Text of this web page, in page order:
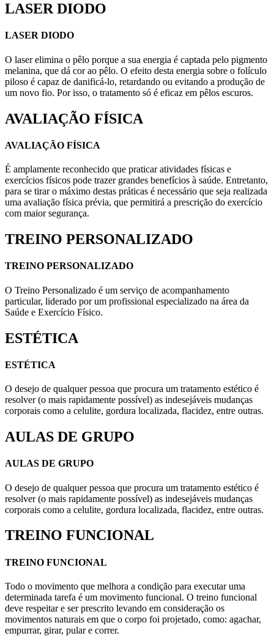
LASER DIODO
LASER DIODO
O laser elimina o pêlo porque a sua energia é captada pelo pigmento
melanina, que dá cor ao pêlo. O efeito desta energia sobre o folículo
piloso é capaz de danificá-lo, retardando ou evitando a produção de
um novo fio. Por isso, o tratamento só é eficaz em pêlos escuros.
AVALIAÇÃO FÍSICA
AVALIAÇÃO FÍSICA
É amplamente reconhecido que praticar atividades físicas e
exercícios físicos pode trazer grandes benefícios à saúde. Entretanto,
para se tirar o máximo destas práticas é necessário que seja realizada
uma avaliação física prévia, que permitirá a prescrição do exercício
com maior segurança.
TREINO PERSONALIZADO
TREINO PERSONALIZADO
O Treino Personalizado é um serviço de acompanhamento
particular, liderado por um profissional especializado na área da
Saúde e Exercício Físico.
ESTÉTICA
ESTÉTICA
O desejo de qualquer pessoa que procura um tratamento estético é
resolver (o mais rapidamente possível) as indesejáveis mudanças
corporais como a celulite, gordura localizada, flacidez, entre outras.
AULAS DE GRUPO
AULAS DE GRUPO
O desejo de qualquer pessoa que procura um tratamento estético é
resolver (o mais rapidamente possível) as indesejáveis mudanças
corporais como a celulite, gordura localizada, flacidez, entre outras.
TREINO FUNCIONAL
TREINO FUNCIONAL
Todo o movimento que melhora a condição para executar uma
determinada tarefa é um movimento funcional. O treino funcional
deve respeitar e ser prescrito levando em consideração os
movimentos naturais em que o corpo foi projetado, como: agachar,
empurrar, girar, pular e correr.